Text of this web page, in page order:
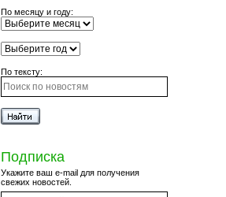
По месяцу и году:
По тексту:
Подписка
Укажите ваш e-mail для получения
свежих новостей.